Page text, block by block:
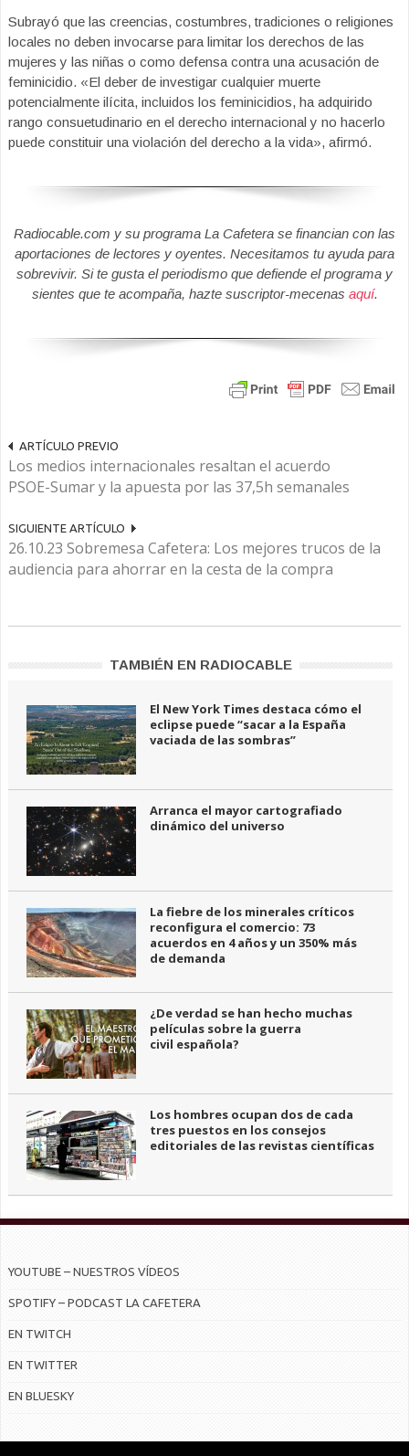
Subrayó que las creencias, costumbres, tradiciones o religiones
locales no deben invocarse para limitar los derechos de las
mujeres y las niñas o como defensa contra una acusación de
feminicidio. «El deber de investigar cualquier muerte
potencialmente ilícita, incluidos los feminicidios, ha adquirido
rango consuetudinario en el derecho internacional y no hacerlo
puede constituir una violación del derecho a la vida», afirmó.
Radiocable.com y su programa La Cafetera se financian con las
aportaciones de lectores y oyentes. Necesitamos tu ayuda para
sobrevivir. Si te gusta el periodismo que defiende el programa y
sientes que te acompaña, hazte suscriptor-mecenas aquí.
ARTÍCULO PREVIO
Los medios internacionales resaltan el acuerdo
PSOE-Sumar y la apuesta por las 37,5h semanales
SIGUIENTE ARTÍCULO
26.10.23 Sobremesa Cafetera: Los mejores trucos de la
audiencia para ahorrar en la cesta de la compra
TAMBIÉN EN RADIOCABLE
El New York Times destaca cómo el
eclipse puede “sacar a la España
vaciada de las sombras”
Arranca el mayor cartografiado
dinámico del universo
La fiebre de los minerales críticos
reconfigura el comercio: 73
acuerdos en 4 años y un 350% más
de demanda
¿De verdad se han hecho muchas
películas sobre la guerra
civil española?
Los hombres ocupan dos de cada
tres puestos en los consejos
editoriales de las revistas científicas
YOUTUBE – NUESTROS VÍDEOS
SPOTIFY – PODCAST LA CAFETERA
EN TWITCH
EN TWITTER
EN BLUESKY